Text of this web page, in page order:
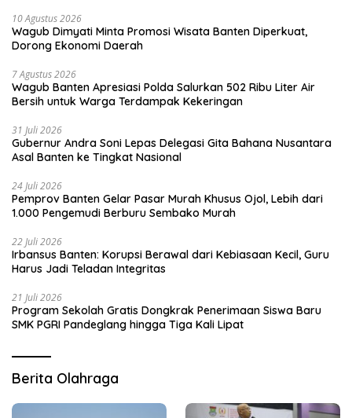
10 Agustus 2026
Wagub Dimyati Minta Promosi Wisata Banten Diperkuat,
Dorong Ekonomi Daerah
7 Agustus 2026
Wagub Banten Apresiasi Polda Salurkan 502 Ribu Liter Air
Bersih untuk Warga Terdampak Kekeringan
31 Juli 2026
Gubernur Andra Soni Lepas Delegasi Gita Bahana Nusantara
Asal Banten ke Tingkat Nasional
24 Juli 2026
Pemprov Banten Gelar Pasar Murah Khusus Ojol, Lebih dari
1.000 Pengemudi Berburu Sembako Murah
22 Juli 2026
Irbansus Banten: Korupsi Berawal dari Kebiasaan Kecil, Guru
Harus Jadi Teladan Integritas
21 Juli 2026
Program Sekolah Gratis Dongkrak Penerimaan Siswa Baru
SMK PGRI Pandeglang hingga Tiga Kali Lipat
Berita Olahraga